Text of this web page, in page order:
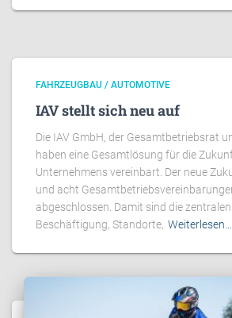
FAHRZEUGBAU / AUTOMOTIVE
IAV stellt sich neu auf
Die IAV GmbH, der Gesamtbetriebsrat
haben eine Gesamtlösung für die
Unternehmens vereinbart. Der neue
und acht
abgeschlossen. Damit sind die
Beschäftigung, Standorte, Weiterlesen…